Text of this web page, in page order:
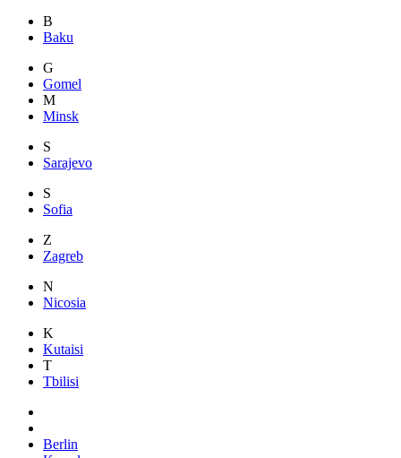
B
Baku
G
Gomel
M
Minsk
S
Sarajevo
S
Sofia
Z
Zagreb
N
Nicosia
K
Kutaisi
T
Tbilisi
Berlin